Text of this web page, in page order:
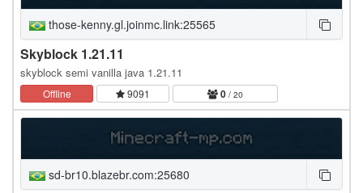
those-kenny.gl.joinmc.link:25565
Skyblock 1.21.11
skyblock semi vanilla java 1.21.11
Offline 9091 0 / 20
sd-br10.blazebr.com:25680